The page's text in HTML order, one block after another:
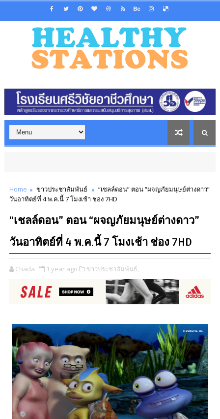
Home ข่าวประชาสัมพันธ์
“เชลล์ดอน” ตอน “ผจญภัยมนุษย์ต่างดาว”
วันอาทิตย์ที่ 4 พ.ค.นี้ 7 โมงเช้า ช่อง 7HD
“เชลล์ดอน” ตอน “ผจญภัยมนุษย์ต่างดาว”
วันอาทิตย์ที่ 4 พ.ค.นี้ 7 โมงเช้า ช่อง 7HD
Chada 1 year ago ข่าวประชาสัมพันธ์,